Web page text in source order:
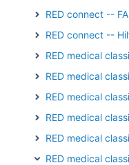
RED connect --
RED connect --
RED medical
RED medical
RED medical
RED medical
RED medical
RED medical